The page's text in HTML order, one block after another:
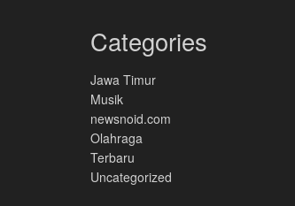
Categories
Jawa Timur
Musik
newsnoid.com
Olahraga
Terbaru
Uncategorized